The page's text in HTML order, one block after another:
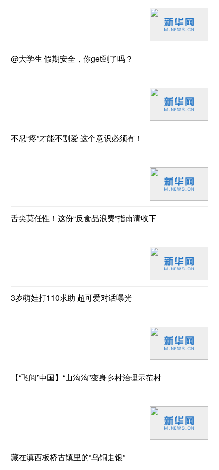
@大学生 假期安全，你get到了吗？
不忍“疼”才能不割爱 这个意识必须有！
舌尖莫任性！这份“反食品浪费”指南请收下
3岁萌娃打110求助 超可爱对话曝光
【“飞阅”中国】“山沟沟”变身乡村治理示范村
藏在滇西板桥古镇里的“乌铜走银”